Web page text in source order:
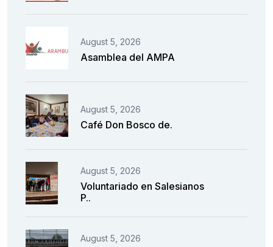
August 5, 2026
Asamblea del AMPA
August 5, 2026
Café Don Bosco de.
August 5, 2026
Voluntariado en Salesianos
P..
August 5, 2026